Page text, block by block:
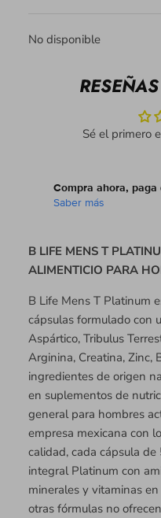
No disponible
Sé el primero
Compra ahora, paga
Saber más
B LIFE MENS T
ALIMENTICIO PARA
B Life Mens T Platinum
cápsulas formulado con
Aspártico, Tribulus
Arginina, Creatina, Zinc,
ingredientes de origen
en suplementos de
general para hombres
empresa mexicana con
calidad, cada cápsula
integral Platinum con
minerales y vitaminas
otras fórmulas no